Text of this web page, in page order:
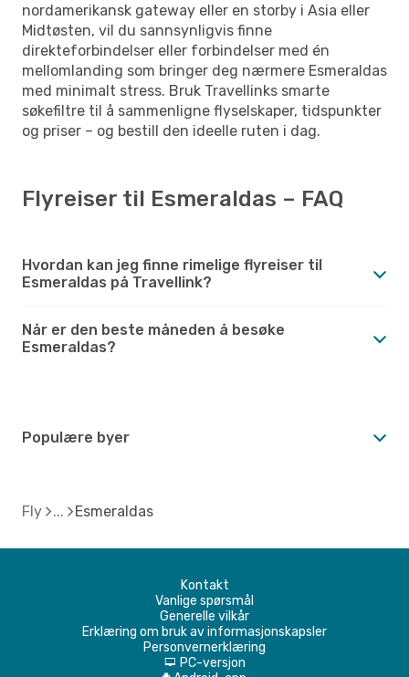
nordamerikansk gateway eller en storby i Asia eller
Midtøsten, vil du sannsynligvis finne
direkteforbindelser eller forbindelser med én
mellomlanding som bringer deg nærmere Esmeraldas
med minimalt stress. Bruk Travellinks smarte
søkefiltre til å sammenligne flyselskaper, tidspunkter
og priser – og bestill den ideelle ruten i dag.
Flyreiser til Esmeraldas – FAQ
Hvordan kan jeg finne rimelige flyreiser til
Esmeraldas på Travellink?
Når er den beste måneden å besøke
Esmeraldas?
Populære byer
Fly Esmeraldas
Kontakt
Vanlige spørsmål
Generelle vilkår
Erklæring om bruk av informasjonskapsler
Personvernerklæring
d PC-versjon